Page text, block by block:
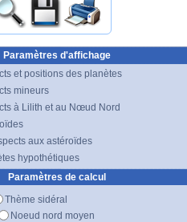
Paramètres d'affichage
et positions des planètes
mineurs
à Lilith et au Nœud Nord
aux astéroïdes
hypothétiques
Paramètres de calcul
Thème sidéral
Noeud nord moyen